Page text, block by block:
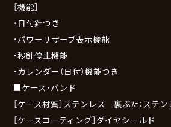
［機能］
・日付針つき
・パワーリザーブ表示機能
・秒針停止機能
・カレンダー（日付）機能つき
■ケース・バンド
［ケース材質］ステンレス 裏ぶた：ステ
［ケースコーティング］ダイヤシールド